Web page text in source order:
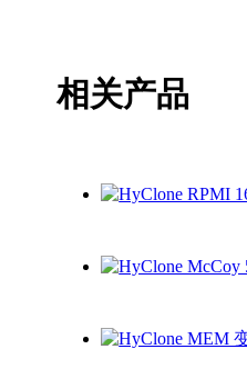
相关产品